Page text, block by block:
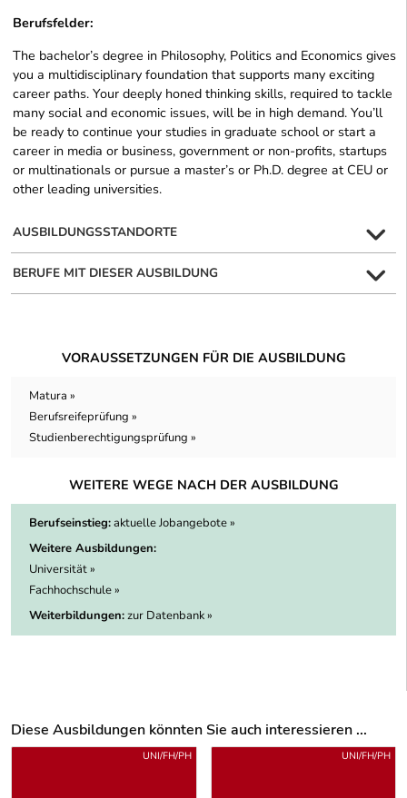
Berufsfelder:
The bachelor’s degree in Philosophy, Politics and Economics gives
you a multidisciplinary foundation that supports many exciting
career paths. Your deeply honed thinking skills, required to tackle
many social and economic issues, will be in high demand. You’ll
be ready to continue your studies in graduate school or start a
career in media or business, government or non-profits, startups
or multinationals or pursue a master’s or Ph.D. degree at CEU or
other leading universities.
AUSBILDUNGSSTANDORTE
BERUFE MIT DIESER AUSBILDUNG
VORAUSSETZUNGEN FÜR DIE AUSBILDUNG
Matura »
Berufsreifeprüfung »
Studienberechtigungsprüfung »
WEITERE WEGE NACH DER AUSBILDUNG
Berufseinstieg:aktuelle Jobangebote »
Weitere Ausbildungen:
Universität »
Fachhochschule »
Weiterbildungen:zur Datenbank »
Diese Ausbildungen könnten Sie auch interessieren ...
Uber weitere Ausbildungsvorschläge
UNI/FH/PH UNI/FH/PH